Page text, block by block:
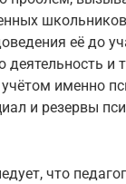
её до
деятельность и
именно
и резервы
что